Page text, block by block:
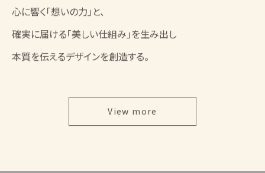
心に響く「想いの力」と、
確実に届ける「美しい仕組み」を生み出し
本質を伝えるデザインを創造する。
View more